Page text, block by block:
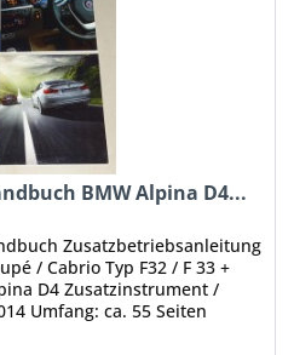
BMW Alpina D4...
Zusatzbetriebsanleitung
/ Cabrio Typ F32 / F 33 +
D4 Zusatzinstrument /
Umfang: ca. 55 Seiten